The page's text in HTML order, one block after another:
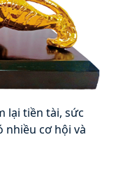
lại tiền tài, sức
nhiều cơ hội và